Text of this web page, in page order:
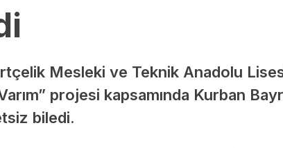
Mesleki ve Teknik Anadolu
projesi kapsamında Kurban
biledi.